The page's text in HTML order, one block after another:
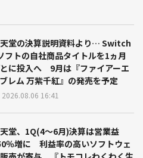
堂の決算説明資料より… Switch
フトの自社商品タイトルを1ヵ月
に投入へ 9月は『ファイアーエ
レム 万紫千紅』の発売を予定
2026.08.06 16:41
堂、1Q(4～6月)決算は営業益
％増に 利益率の高いソフトウェ